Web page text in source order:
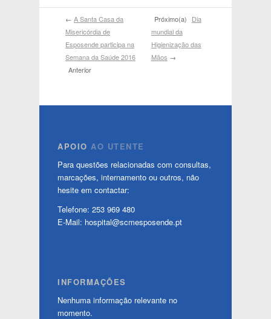
← A Santa Casa da
Misericórdia de
Esposende participa na
Semana da Saúde 2016
Anterior
Próximo(a)
Dia
mundial da
Higienização das
Mãos →
APOIO AO UTENTE
Para questões relacionadas com consultas,
marcações, internamento ou outros, não
hesite em contactar:
Telefone: 253 969 480
E-Mail: hospital@scmesposende.pt
INFORMAÇÕES
Nenhuma informação relevante no
momento.